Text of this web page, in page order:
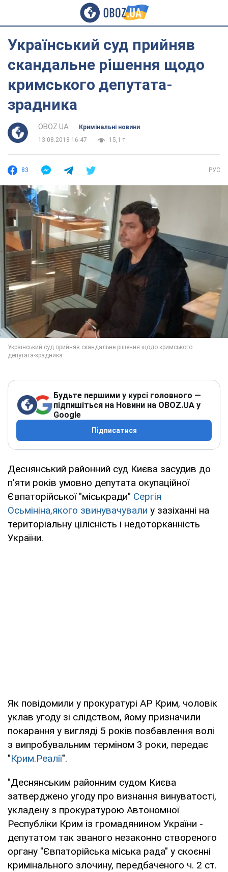
Український суд прийняв
скандальне рішення щодо
кримського депутата-
зрадника
OBOZ.UA
Кримінальні новини
13.08.2018 16:47
15,1 т.
83 РУС
Будьте першими у курсі головного —
підпишіться на Новини на OBOZ.UA у
Google
Підписатися
Деснянський районний суд Києва засудив до
п'яти років умовно депутата окупаційної
Євпаторійської "міськради" Сергія
Осьмініна,якого звинувачували у зазіханні на
територіальну цілісність і недоторканність
України.
Як повідомили у прокуратурі АР Крим, чоловік
уклав угоду зі слідством, йому призначили
покарання у вигляді 5 років позбавлення волі
з випробувальним терміном 3 роки, передає
"Крим.Реалії".
"Деснянським районним судом Києва
затверджено угоду про визнання винуватості,
укладену з прокуратурою Автономної
Республіки Крим із громадянином України -
депутатом так званого незаконно створеного
органу "Євпаторійська міська рада" у скоєнні
кримінального злочину, передбаченого ч. 2 ст.